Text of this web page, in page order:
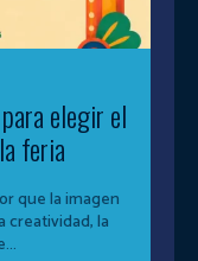
elegir el
feria
que la imagen
creatividad, la